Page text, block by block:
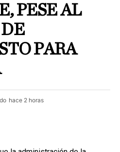
PESE AL
PARA
hace 2 horas